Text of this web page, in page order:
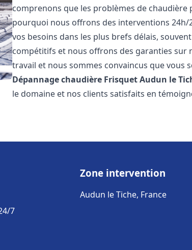
comprenons que les problèmes de
pourquoi nous offrons des interventions
vos besoins dans les plus brefs délais,
compétitifs et nous offrons des garanties sur
travail et nous sommes convaincus que vous
Dépannage chaudière FrisquetAudun le
le domaine et nos clients satisfaits en
7
Zone intervention
Audun le Tiche, France